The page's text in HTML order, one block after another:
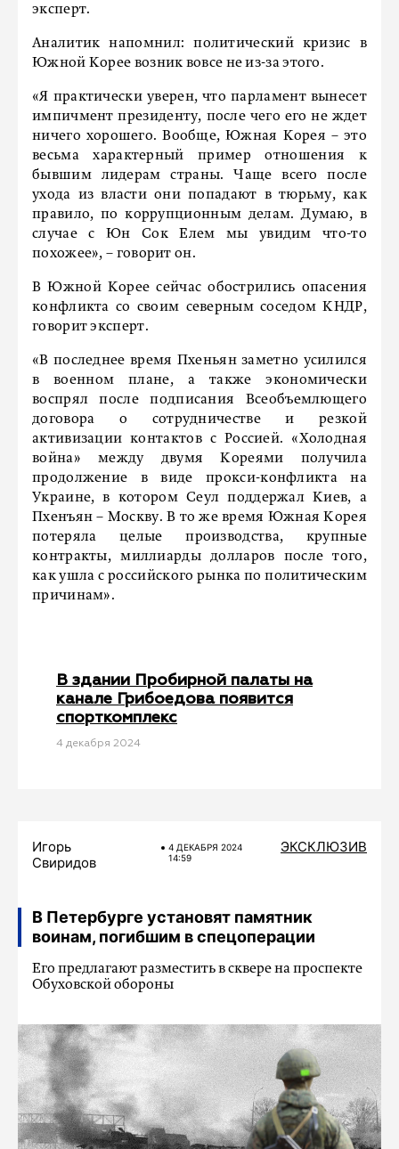
эксперт.
Аналитик напомнил: политический кризис в
Южной Корее возник вовсе не из-за этого.
«Я практически уверен, что парламент вынесет
импичмент президенту, после чего его не ждет
ничего хорошего. Вообще, Южная Корея – это
весьма характерный пример отношения к
бывшим лидерам страны. Чаще всего после
ухода из власти они попадают в тюрьму, как
правило, по коррупционным делам. Думаю, в
случае с Юн Сок Елем мы увидим что-то
похожее», – говорит он.
В Южной Корее сейчас обострились опасения
конфликта со своим северным соседом КНДР,
говорит эксперт.
«В последнее время Пхеньян заметно усилился
в военном плане, а также экономически
воспрял после подписания Всеобъемлющего
договора о сотрудничестве и резкой
активизации контактов с Россией. «Холодная
война» между двумя Кореями получила
продолжение в виде прокси-конфликта на
Украине, в котором Сеул поддержал Киев, а
Пхенъян – Москву. В то же время Южная Корея
потеряла целые производства, крупные
контракты, миллиарды долларов после того,
как ушла с российского рынка по политическим
причинам».
В здании Пробирной палаты на
канале Грибоедова появится
спорткомплекс
4 декабря 2024
Игорь
Свиридов
4 ДЕКАБРЯ 2024
14:59
ЭКСКЛЮЗИВ
В Петербурге установят памятник
воинам, погибшим в спецоперации
Его предлагают разместить в сквере на проспекте
Обуховской обороны